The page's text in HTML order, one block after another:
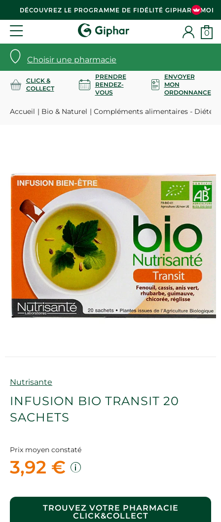
DÉCOUVREZ LE PROGRAMME DE FIDÉLITÉ GIPHAR & MOI
Choisir une pharmacie
0
CLICK &
COLLECT
PRENDRE
RENDEZ-
VOUS
ENVOYER
MON
ORDONNANCE
Accueil Bio & Naturel Compléments alimentaires -
Marque
Nutrisante
INFUSION BIO TRANSIT 20
SACHETS
Prix moyen constaté
3,92 €
TROUVEZ VOTRE PHARMACIE
CLICK&COLLECT